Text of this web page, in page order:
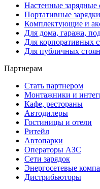
Настенные зарядные
Портативные зарядки
Комплектующие и
Для дома, гаража,
Для корпоративных
Для публичных
Партнерам
Стать партнером
Монтажники и
Кафе, рестораны
Автодилеры
Гостиницы и отели
Ритейл
Автопарки
Операторы АЗС
Сети зарядок
Энергосетевые
Дистрибьюторы